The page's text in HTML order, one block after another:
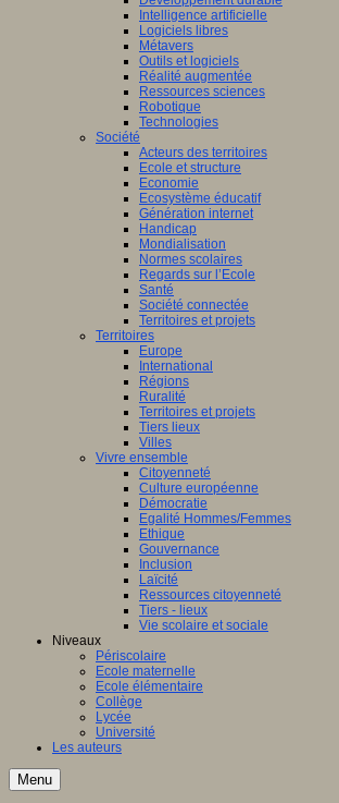
Intelligence artificielle
Logiciels libres
Métavers
Outils et logiciels
Réalité augmentée
Ressources sciences
Robotique
Technologies
Société
Acteurs des territoires
Ecole et structure
Economie
Ecosystème éducatif
Génération internet
Handicap
Mondialisation
Normes scolaires
Regards sur l’Ecole
Santé
Société connectée
Territoires et projets
Territoires
Europe
International
Régions
Ruralité
Territoires et projets
Tiers lieux
Villes
Vivre ensemble
Citoyenneté
Culture européenne
Démocratie
Egalité Hommes/Femmes
Ethique
Gouvernance
Inclusion
Laïcité
Ressources citoyenneté
Tiers - lieux
Vie scolaire et sociale
Niveaux
Périscolaire
Ecole maternelle
Ecole élémentaire
Collège
Lycée
Université
Les auteurs
Menu